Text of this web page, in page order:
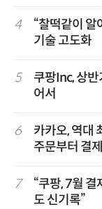
4
“찰떡같이
기술 고도화
5
쿠팡Inc, 상
어서
6
카카오, 역대
주문부터 결
7
“쿠팡, 7월
도 신기록”